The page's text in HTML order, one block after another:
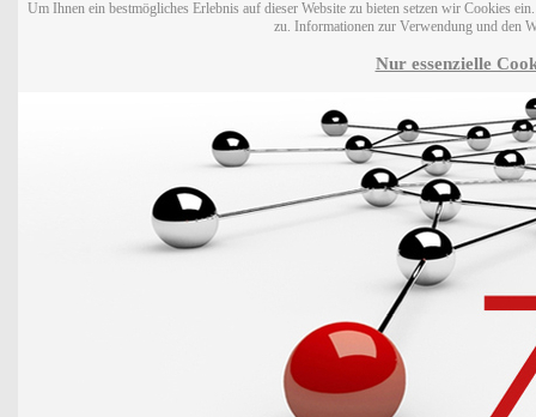
Um Ihnen ein bestmögliches Erlebnis auf dieser Website zu bieten setzen wir Cookies
zu. Informationen zur Verwendung und den
Nur essenzielle